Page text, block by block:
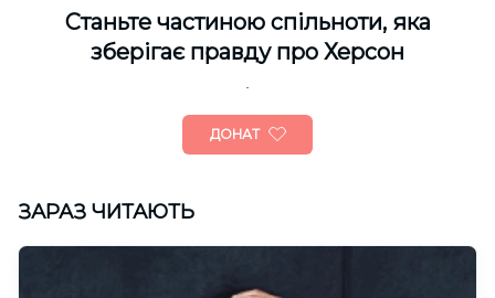
Cтаньте частиною спільноти, яка
зберігає правду про Херсон
ДОНАТ
ЗАРАЗ ЧИТАЮТЬ